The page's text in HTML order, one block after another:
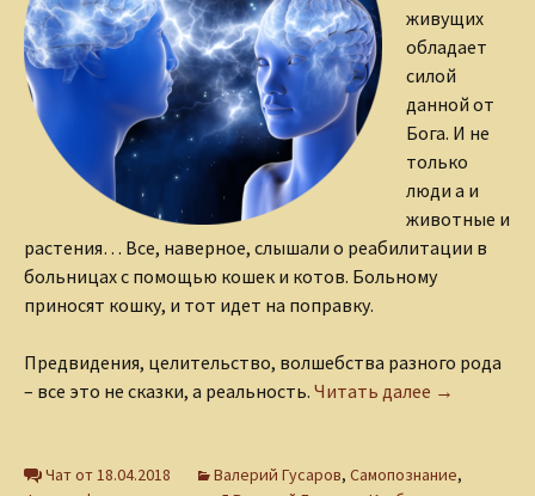
живущих
обладает
силой
данной от
Бога. И не
только
люди а и
животные и
растения… Все, наверное, слышали о реабилитации в
больницах с помощью кошек и котов. Больному
приносят кошку, и тот идет на поправку.
Предвидения, целительство, волшебства разного рода
– все это не сказки, а реальность. Читать далее Немного
→
Чат от 18.04.2018 Валерий Гусаров, Самопознание,